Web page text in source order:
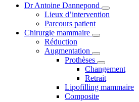
Dr Antoine Dannepond
Lieux d’intervention
Parcours patient
Chirurgie mammaire
Réduction
Augmentation
Prothèses
Changement
Retrait
Lipofilling mammaire
Composite